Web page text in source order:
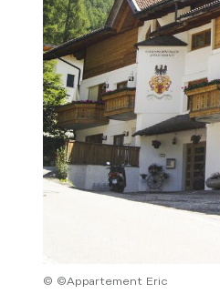
© ©Appartement Eric